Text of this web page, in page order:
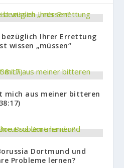
bezüglich Ihrer Errettung
wissen „müssen“
mich aus meiner bitteren
Dortmund und
Probleme lernen?